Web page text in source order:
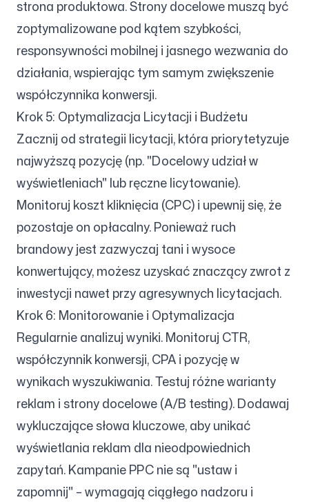
strona produktowa. Strony docelowe muszą być
zoptymalizowane pod kątem szybkości,
responsywności mobilnej i jasnego wezwania do
działania, wspierając tym samym zwiększenie
współczynnika konwersji.
Krok 5: Optymalizacja Licytacji i Budżetu
Zacznij od strategii licytacji, która priorytetyzuje
najwyższą pozycję (np. "Docelowy udział w
wyświetleniach" lub ręczne licytowanie).
Monitoruj koszt kliknięcia (CPC) i upewnij się, że
pozostaje on opłacalny. Ponieważ ruch
brandowy jest zazwyczaj tani i wysoce
konwertujący, możesz uzyskać znaczący zwrot z
inwestycji nawet przy agresywnych licytacjach.
Krok 6: Monitorowanie i Optymalizacja
Regularnie analizuj wyniki. Monitoruj CTR,
współczynnik konwersji, CPA i pozycję w
wynikach wyszukiwania. Testuj różne warianty
reklam i strony docelowe (A/B testing). Dodawaj
wykluczające słowa kluczowe, aby unikać
wyświetlania reklam dla nieodpowiednich
zapytań. Kampanie PPC nie są "ustaw i
zapomnij" – wymagają ciągłego nadzoru i